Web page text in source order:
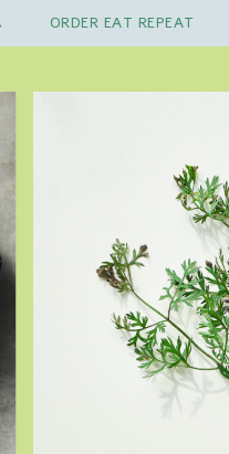
ORDER EAT REPEAT